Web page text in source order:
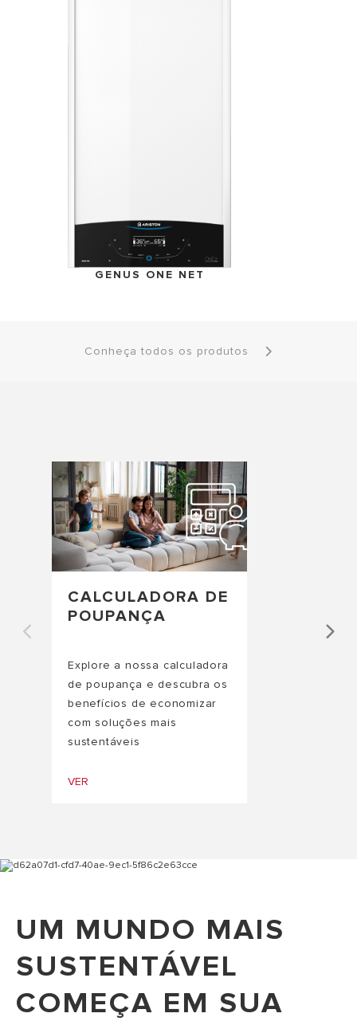
GENUS ONE NET
Conheça todos os produtos
CALCULADORA DE
POUPANÇA
Explore a nossa calculadora
de poupança e descubra os
benefícios de economizar
com soluções mais
sustentáveis
VER
UM MUNDO MAIS
SUSTENTÁVEL
COMEÇA EM SUA